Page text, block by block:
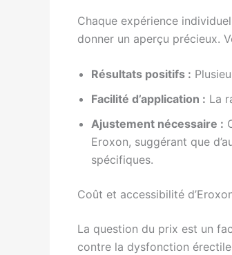
Chaque expérience
donner un aperçu précieux.
Résultats positifs :
Facilité d’application : La
Ajustement nécessaire :
Eroxon, suggérant que
spécifiques.
Coût et accessibilité
La question du prix est un
contre la dysfonction